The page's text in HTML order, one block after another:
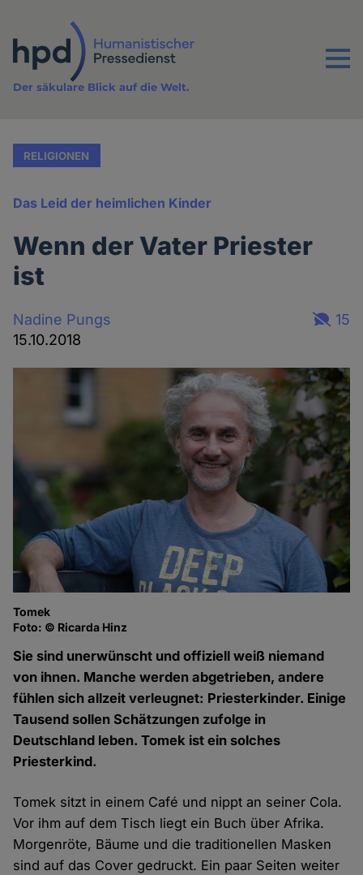
Inhalt
Menu
Der säkulare Blick auf die Welt.
RELIGIONEN
Das Leid der heimlichen Kinder
Wenn der Vater Priester
ist
Nadine Pungs
15.10.2018
15
Tomek
Foto: © Ricarda Hinz
Sie sind unerwünscht und offiziell weiß niemand
von ihnen. Manche werden abgetrieben, andere
fühlen sich allzeit verleugnet: Priesterkinder. Einige
Tausend sollen Schätzungen zufolge in
Deutschland leben. Tomek ist ein solches
Priesterkind.
Tomek sitzt in einem Café und nippt an seiner Cola.
Vor ihm auf dem Tisch liegt ein Buch über Afrika.
Morgenröte, Bäume und die traditionellen Masken
sind auf das Cover gedruckt. Ein paar Seiten weiter